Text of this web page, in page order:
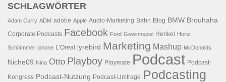
SCHLAGWÖRTER
Adam Curry ADM adobe Apple Audio-Marketing Bahn Blog BMW Brouhaha
Corporate Podcasts Facebook Ford Gewinnspiel Henkel Horst
Schlämmer iphone L'Oreal lyrebird Marketing Mashup McDonalds
Niche09 Nina Otto Playboy Playmate Podcast Podcast-
Kongress Podcast-Nutzung Podcast-Umfrage Podcasting